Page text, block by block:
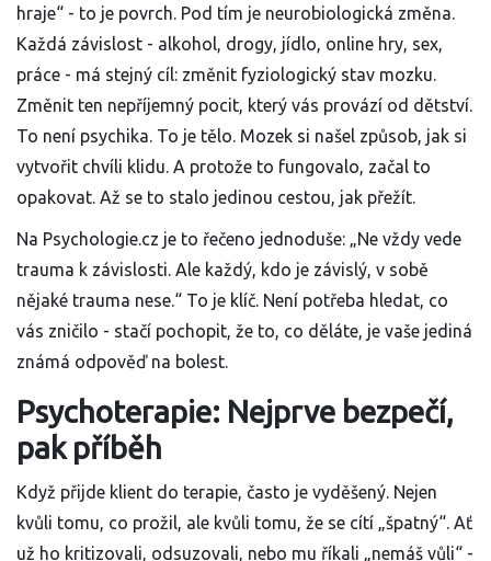
hraje“ - to je povrch. Pod tím je neurobiologická změna.
Každá závislost - alkohol, drogy, jídlo, online hry, sex,
práce - má stejný cíl: změnit fyziologický stav mozku.
Změnit ten nepříjemný pocit, který vás provází od dětství.
To není psychika. To je tělo. Mozek si našel způsob, jak si
vytvořit chvíli klidu. A protože to fungovalo, začal to
opakovat. Až se to stalo jedinou cestou, jak přežít.
Na Psychologie.cz je to řečeno jednoduše: „Ne vždy vede
trauma k závislosti. Ale každý, kdo je závislý, v sobě
nějaké trauma nese.“ To je klíč. Není potřeba hledat, co
vás zničilo - stačí pochopit, že to, co děláte, je vaše jediná
známá odpověď na bolest.
Psychoterapie: Nejprve bezpečí,
pak příběh
Když přijde klient do terapie, často je vyděšený. Nejen
kvůli tomu, co prožil, ale kvůli tomu, že se cítí „špatný“. Ať
už ho kritizovali, odsuzovali, nebo mu říkali „nemáš vůli“ -